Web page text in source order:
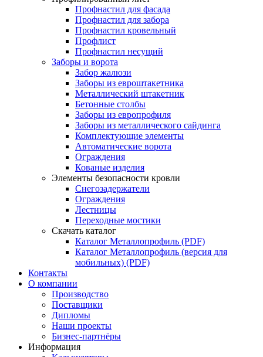
Профнастил для фасада
Профнастил для забора
Профнастил кровельный
Профлист
Профнастил несущий
Заборы и ворота
Забор жалюзи
Заборы из евроштакетника
Металлический штакетник
Бетонные столбы
Заборы из европрофиля
Заборы из металлического сайдинга
Комплектующие элементы
Автоматические ворота
Ограждения
Кованые изделия
Элементы безопасности кровли
Снегозадержатели
Ограждения
Лестницы
Переходные мостики
Скачать каталог
Каталог Металлопрофиль (PDF)
Каталог Металлопрофиль (версия для
мобильных) (PDF)
Контакты
О компании
Производство
Поставщики
Дипломы
Наши проекты
Бизнес-партнёры
Информация